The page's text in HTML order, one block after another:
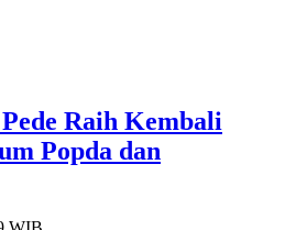
Raih Kembali
Popda dan